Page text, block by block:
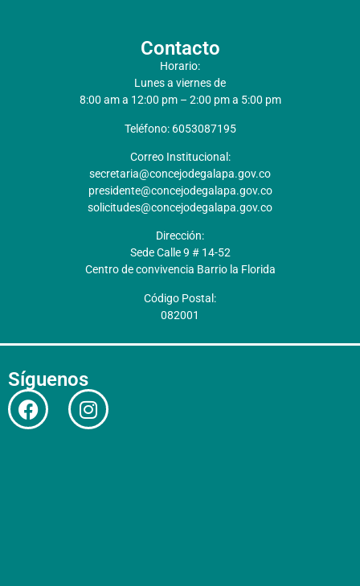
Contacto
Horario:
Lunes a viernes de
8:00 am a 12:00 pm – 2:00 pm a 5:00 pm
Teléfono: 6053087195
Correo Institucional:
secretaria@concejodegalapa.gov.co
presidente@concejodegalapa.gov.co
solicitudes@concejodegalapa.gov.co
Dirección:
Sede Calle 9 # 14-52
Centro de convivencia Barrio la Florida
Código Postal:
082001
Síguenos